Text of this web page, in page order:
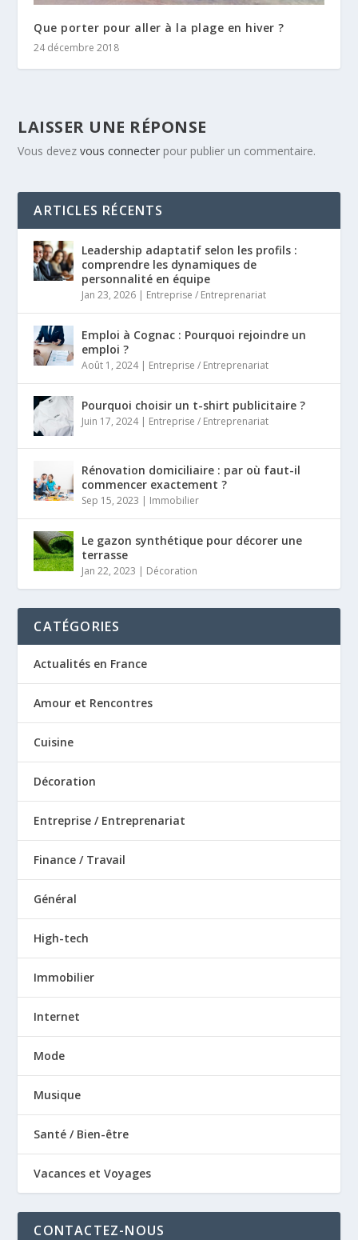
Que porter pour aller à la plage en hiver ?
24 décembre 2018
LAISSER UNE RÉPONSE
Vous devezvous connecter pour publier un commentaire.
ARTICLES RÉCENTS
Leadership adaptatif selon les profils :
comprendre les dynamiques de
personnalité en équipe
Jan 23, 2026 | Entreprise / Entreprenariat
Emploi à Cognac : Pourquoi rejoindre un
emploi ?
Août 1, 2024| Entreprise / Entreprenariat
Pourquoi choisir un t-shirt publicitaire ?
Juin 17, 2024| Entreprise / Entreprenariat
Rénovation domiciliaire : par où faut-il
commencer exactement ?
Sep 15, 2023 | Immobilier
Le gazon synthétique pour décorer une
terrasse
Jan 22, 2023 | Décoration
CATÉGORIES
Actualités en France
Amour et Rencontres
Cuisine
Décoration
Entreprise / Entreprenariat
Finance / Travail
Général
High-tech
Immobilier
Internet
Mode
Musique
Santé / Bien-être
Vacances et Voyages
CONTACTEZ-NOUS